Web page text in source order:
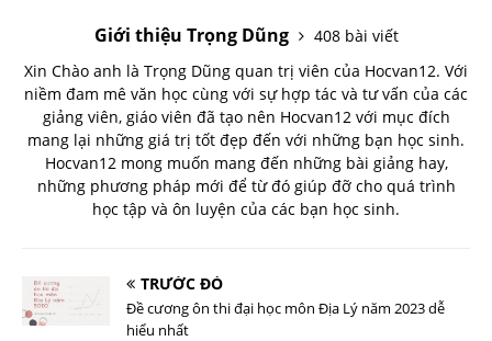
Giới thiệu Trọng Dũng
408 bài viết
Xin Chào anh là Trọng Dũng quan trị viên của Hocvan12. Với
niềm đam mê văn học cùng với sự hợp tác và tư vấn của các
giảng viên, giáo viên đã tạo nên Hocvan12 với mục đích
mang lại những giá trị tốt đẹp đến với những bạn học sinh.
Hocvan12 mong muốn mang đến những bài giảng hay,
những phương pháp mới để từ đó giúp đỡ cho quá trình
học tập và ôn luyện của các bạn học sinh.
TRƯỚC ĐÓ
Đề cương ôn thi đại học môn Địa Lý năm 2023 dễ
hiểu nhất